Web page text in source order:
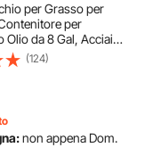
per Grasso per
per
Olio da 8 Gal, Acciaio
Contenitore per Il
con Coperchio,
Grigio
(124)
non appena Dom.